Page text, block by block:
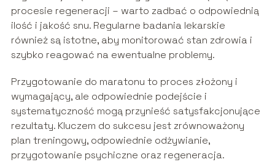
procesie regeneracji – warto zadbać o odpowiednią
ilość i jakość snu. Regularne badania lekarskie
również są istotne, aby monitorować stan zdrowia i
szybko reagować na ewentualne problemy.
Przygotowanie do maratonu to proces złożony i
wymagający, ale odpowiednie podejście i
systematyczność mogą przynieść satysfakcjonujące
rezultaty. Kluczem do sukcesu jest zrównoważony
plan treningowy, odpowiednie odżywianie,
przygotowanie psychiczne oraz regeneracja.